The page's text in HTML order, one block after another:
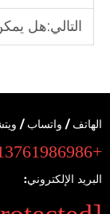
التالي:هل يمكن
الهاتف / واتساب /
+86-13761986986
البريد الإلكتروني: